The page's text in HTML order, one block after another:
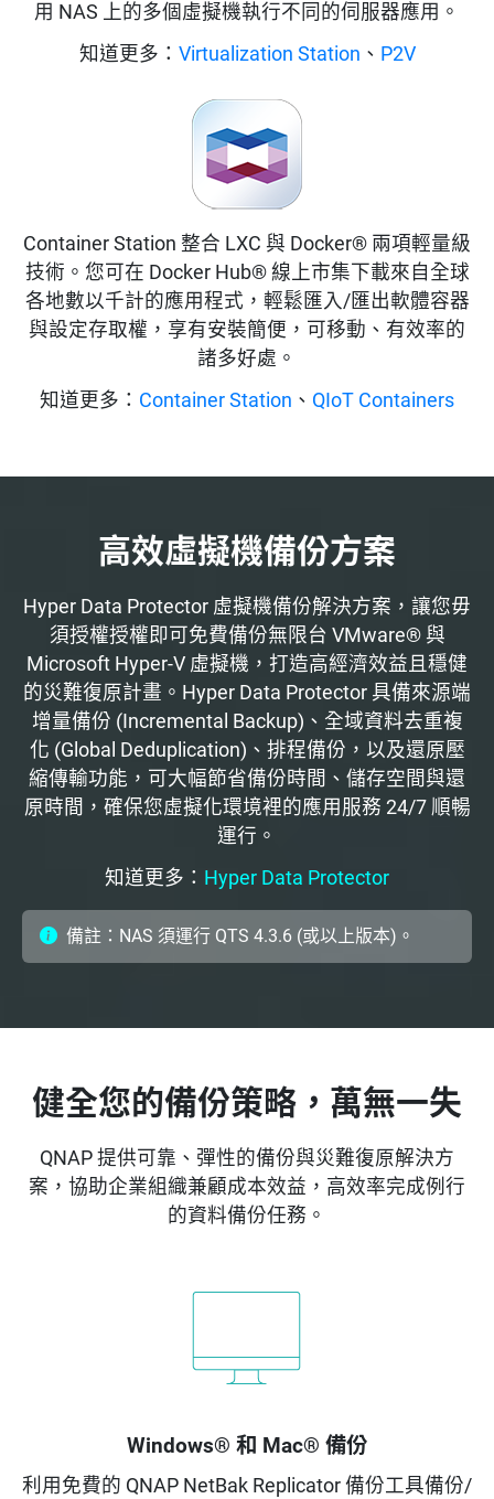
用 NAS 上的多個虛擬機執行不同的伺服器應用。
知道更多： Virtualization Station 、 P2V
Container Station 整合 LXC 與 Docker® 兩項輕量級
技術。您可在 Docker Hub® 線上市集下載來自全球
各地數以千計的應用程式，輕鬆匯入/匯出軟體容器
與設定存取權，享有安裝簡便，可移動、有效率的
諸多好處。
知道更多： Container Station 、 QIoT Containers
高效虛擬機備份方案
Hyper Data Protector 虛擬機備份解決方案，讓您毋
須授權授權即可免費備份無限台 VMware® 與
Microsoft Hyper-V 虛擬機，打造高經濟效益且穩健
的災難復原計畫。Hyper Data Protector 具備來源端
增量備份 (Incremental Backup)、全域資料去重複
化 (Global Deduplication)、排程備份，以及還原壓
縮傳輸功能，可大幅節省備份時間、儲存空間與還
原時間，確保您虛擬化環境裡的應用服務 24/7 順暢
運行。
知道更多： Hyper Data Protector
備註：NAS 須運行 QTS 4.3.6 (或以上版本)。
健全您的備份策略，萬無一失
QNAP 提供可靠、彈性的備份與災難復原解決方
案，協助企業組織兼顧成本效益，高效率完成例行
的資料備份任務。
Windows® 和 Mac® 備份
利用免費的 QNAP NetBak Replicator 備份工具備份/